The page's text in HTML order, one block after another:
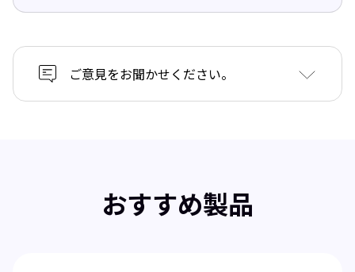
ご意見をお聞かせください。
おすすめ製品